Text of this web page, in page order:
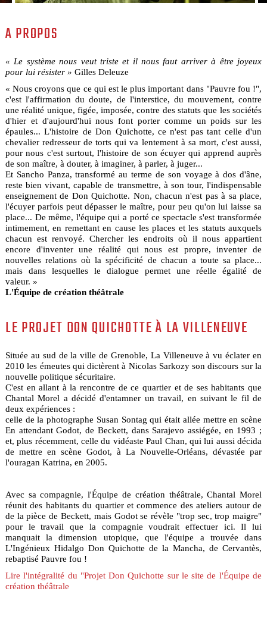
A PROPOS
« Le système nous veut triste et il nous faut arriver à être joyeux
pour lui résister » Gilles Deleuze
« Nous croyons que ce qui est le plus important dans "Pauvre fou !",
c'est l'affirmation du doute, de l'interstice, du mouvement, contre
une réalité unique, figée, imposée, contre des statuts que les sociétés
d'hier et d'aujourd'hui nous font porter comme un poids sur les
épaules... L'histoire de Don Quichotte, ce n'est pas tant celle d'un
chevalier redresseur de torts qui va lentement à sa mort, c'est aussi,
pour nous c'est surtout, l'histoire de son écuyer qui apprend auprès
de son maître, à douter, à imaginer, à parler, à juger...
Et Sancho Panza, transformé au terme de son voyage à dos d'âne,
reste bien vivant, capable de transmettre, à son tour, l'indispensable
enseignement de Don Quichotte. Non, chacun n'est pas à sa place,
l'écuyer parfois peut dépasser le maître, pour peu qu'on lui laisse sa
place... De même, l'équipe qui a porté ce spectacle s'est transformée
intimement, en remettant en cause les places et les statuts auxquels
chacun est renvoyé. Chercher les endroits où il nous appartient
encore d'inventer une réalité qui nous est propre, inventer de
nouvelles relations où la spécificité de chacun a toute sa place...
mais dans lesquelles le dialogue permet une réelle égalité de
valeur. »
L'Équipe de création théâtrale
LE PROJET DON QUICHOTTE À LA VILLENEUVE
Située au sud de la ville de Grenoble, La Villeneuve à vu éclater en
2010 les émeutes qui dictèrent à Nicolas Sarkozy son discours sur la
nouvelle politique sécuritaire.
C'est en allant à la rencontre de ce quartier et de ses habitants que
Chantal Morel a décidé d'entamner un travail, en suivant le fil de
deux expériences :
celle de la photographe Susan Sontag qui était allée mettre en scène
En attendant Godot, de Beckett, dans Sarajevo assiégée, en 1993 ;
et, plus récemment, celle du vidéaste Paul Chan, qui lui aussi décida
de mettre en scène Godot, à La Nouvelle-Orléans, dévastée par
l'ouragan Katrina, en 2005.
Avec sa compagnie, l'Équipe de création théâtrale, Chantal Morel
réunit des habitants du quartier et commence des ateliers autour de
de la pièce de Beckett, mais Godot se révèle "trop sec, trop maigre"
pour le travail que la compagnie voudrait effectuer ici. Il lui
manquait la dimension utopique, que l'équipe a trouvée dans
L'Ingénieux Hidalgo Don Quichotte de la Mancha, de Cervantès,
rebaptisé Pauvre fou !
Lire l'intégralité du "Projet Don Quichotte sur le site de l'Équipe de
création théâtrale